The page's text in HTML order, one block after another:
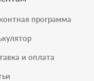
программа
и оплата